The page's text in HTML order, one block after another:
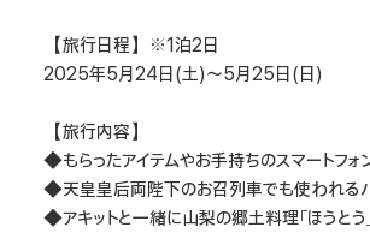
【旅行日程】※1泊2日
2025年5月24日(土)～5月25日(日)
【旅行内容】
◆もらったアイテムやお手持ちのスマートフ
◆天皇皇后両陛下のお召列車でも使われるハ
◆アキットと一緒に山梨の郷土料理「ほうとう